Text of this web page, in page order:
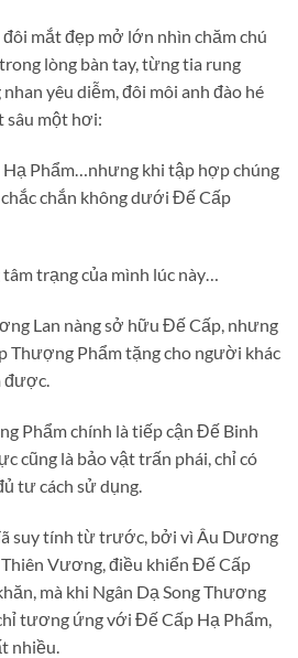
mắt đẹp mở lớn nhìn chăm chú
lòng bàn tay, từng tia rung
yêu diễm, đôi môi anh đào hé
sâu một hơi:
Hạ Phẩm…nhưng khi tập hợp chúng
chắn không dưới Đế Cấp
trạng của mình lúc này…
Lan nàng sở hữu Đế Cấp, nhưng
Thượng Phẩm tặng cho người khác
được.
Phẩm chính là tiếp cận Đế Binh
cũng là bảo vật trấn phái, chỉ có
tư cách sử dụng.
suy tính từ trước, bởi vì Âu Dương
Vương, điều khiển Đế Cấp
mà khi Ngân Dạ Song Thương
tương ứng với Đế Cấp Hạ Phẩm,
nhiều.